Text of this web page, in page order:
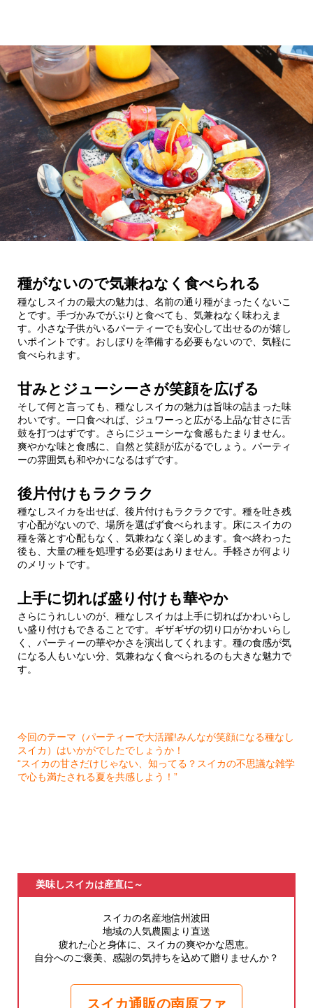
種がないので気兼ねなく食べられる
種なしスイカの最大の魅力は、名前の通り種がまったくないこ
とです。手づかみでがぶりと食べても、気兼ねなく味わえま
す。小さな子供がいるパーティーでも安心して出せるのが嬉し
いポイントです。おしぼりを準備する必要もないので、気軽に
食べられます。
甘みとジューシーさが笑顔を広げる
そして何と言っても、種なしスイカの魅力は旨味の詰まった味
わいです。一口食べれば、ジュワーっと広がる上品な甘さに舌
鼓を打つはずです。さらにジューシーな食感もたまりません。
爽やかな味と食感に、自然と笑顔が広がるでしょう。パーティ
ーの雰囲気も和やかになるはずです。
後片付けもラクラク
種なしスイカを出せば、後片付けもラクラクです。種を吐き残
す心配がないので、場所を選ばず食べられます。床にスイカの
種を落とす心配もなく、気兼ねなく楽しめます。食べ終わった
後も、大量の種を処理する必要はありません。手軽さが何より
のメリットです。
上手に切れば盛り付けも華やか
さらにうれしいのが、種なしスイカは上手に切ればかわいらし
い盛り付けもできることです。ギザギザの切り口がかわいらし
く、パーティーの華やかさを演出してくれます。種の食感が気
になる人もいない分、気兼ねなく食べられるのも大きな魅力で
す。
今回のテーマ（パーティーで大活躍!みんなが笑顔になる種なし
スイカ）はいかがでしたでしょうか！
“スイカの甘さだけじゃない、知ってる？スイカの不思議な雑学
で心も満たされる夏を共感しよう！”
美味しスイカは産直に～
スイカの名産地信州波田
地域の人気農園より直送
疲れた心と身体に、スイカの爽やかな恩恵。
自分へのご褒美、感謝の気持ちを込めて贈りませんか？
スイカ通販の南原ファ